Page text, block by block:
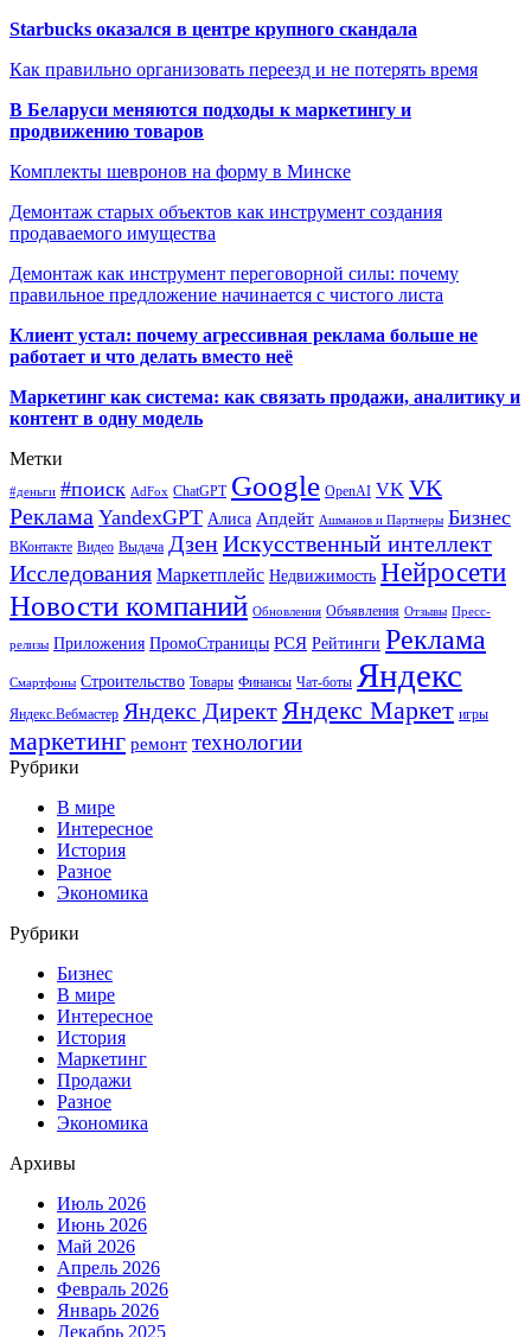
Starbucks оказался в центре крупного скандала
Как правильно организовать переезд и не потерять время
В Беларуси меняются подходы к маркетингу и
продвижению товаров
Комплекты шевронов на форму в Минске
Демонтаж старых объектов как инструмент создания
продаваемого имущества
Демонтаж как инструмент переговорной силы: почему
правильное предложение начинается с чистого листа
Клиент устал: почему агрессивная реклама больше не
работает и что делать вместо неё
Маркетинг как система: как связать продажи, аналитику и
контент в одну модель
Метки
#деньги #поиск AdFox ChatGPT Google OpenAI VK VK
Реклама YandexGPT Алиса Апдейт Ашманов и Партнеры Бизнес
ВКонтакте Видео Выдача ДзенИскусственный интеллект
Исследования Маркетплейс Недвижимость Нейросети
Новости компаний Обновления Объявления Отзывы Пресс-
релизы Приложения ПромоСтраницы РСЯ Рейтинги Реклама
Смартфоны Строительство Товары Финансы Чат-боты Яндекс
Яндекс.Вебмастер Яндекс Директ Яндекс Маркет игры
маркетинг ремонт технологии
Рубрики
В мире
Интересное
История
Разное
Экономика
Рубрики
Бизнес
В мире
Интересное
История
Маркетинг
Продажи
Разное
Экономика
Архивы
Июль 2026
Июнь 2026
Май 2026
Апрель 2026
Февраль 2026
Январь 2026
Декабрь 2025